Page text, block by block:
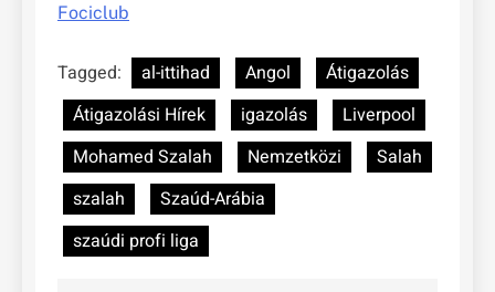
Fociclub
Tagged: al-ittihad Angol
Átigazolás
Átigazolási Hírek
igazolás
Liverpool
Mohamed Szalah
Nemzetközi
Salah
szalah
Szaúd-Arábia
szaúdi profi liga